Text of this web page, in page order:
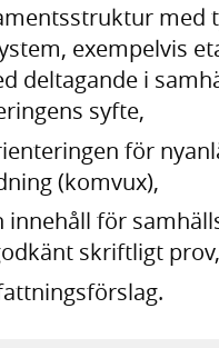
med
exempelvis
deltagande i
syfte,
för
(komvux),
för
skriftligt